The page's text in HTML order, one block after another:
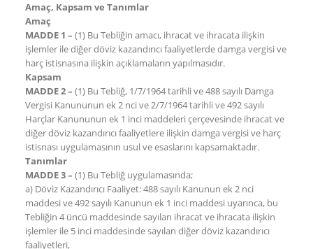
Amaç, Kapsam ve Tanımlar
Amaç
MADDE 1 – (1) Bu Tebliğin amacı, ihracat ve ihracata ilişkin
işlemler ile diğer döviz kazandırıcı faaliyetlerde damga vergisi ve
harç istisnasına ilişkin açıklamaların yapılmasıdır.
Kapsam
MADDE 2 – (1) Bu Tebliğ, 1/7/1964 tarihli ve 488 sayılı Damga
Vergisi Kanununun ek 2 nci ve 2/7/1964 tarihli ve 492 sayılı
Harçlar Kanununun ek 1 inci maddeleri çerçevesinde ihracat ve
diğer döviz kazandırıcı faaliyetlere ilişkin damga vergisi ve harç
istisnası uygulamasının usul ve esaslarını kapsamaktadır.
Tanımlar
MADDE 3 – (1) Bu Tebliğ uygulamasında;
a) Döviz Kazandırıcı Faaliyet: 488 sayılı Kanunun ek 2 nci
maddesi ve 492 sayılı Kanunun ek 1 inci maddesi uyarınca, bu
Tebliğin 4 üncü maddesinde sayılan ihracat ve ihracata ilişkin
işlemler ile 5 inci maddesinde sayılan diğer döviz kazandırıcı
faaliyetleri,